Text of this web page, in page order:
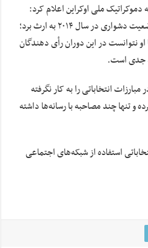
ملی اوکراین اعلام کرد:
زمانی که پوروشنکو انتخاب شد وضعیت دشواری در سال ۲۰۱۴ به ارث برد؛
نتوانست در این دوران رأی دهندگان
جدی است.
انتخاباتی را به کار نگرفته
تنها چند مصاحبه با رسانه‌ها داشته
استفاده از شبکه‌های اجتماعی